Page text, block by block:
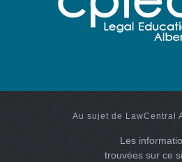
Au sujet de LawCentral
Les
trouvées sur ce